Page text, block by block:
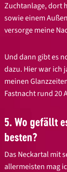
Zuchtanlage, dort
sowie einem
versorge meine
Und dann gibt es
dazu. Hier war ich
meinen
Fastnacht rund 20
5. Wo gefällt
besten?
Das Neckartal mit
allermeisten mag